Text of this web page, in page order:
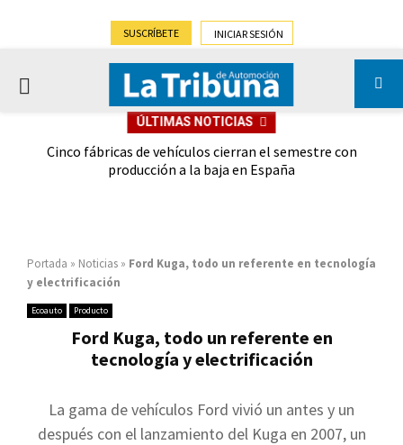
SUSCRÍBETE INICIAR SESIÓN
PRIMARY
ÚLTIMAS NOTICIAS
Cinco fábricas de vehículos cierran el semestre con
producción a la baja en España
Portada » Noticias » Ford Kuga, todo un referente en tecnología
y electrificación
Ecoauto Producto
Ford Kuga, todo un referente en
tecnología y electrificación
La gama de vehículos Ford vivió un antes y un
después con el lanzamiento del Kuga en 2007, un